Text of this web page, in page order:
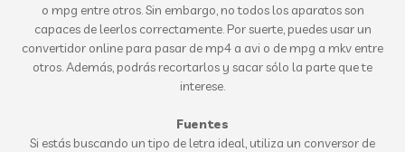
o mpg entre otros. Sin embargo, no todos los aparatos son
capaces de leerlos correctamente. Por suerte, puedes usar un
convertidor online para pasar de mp4 a avi o de mpg a mkv entre
otros. Además, podrás recortarlos y sacar sólo la parte que te
interese.
Fuentes
Si estás buscando un tipo de letra ideal, utiliza un conversor de